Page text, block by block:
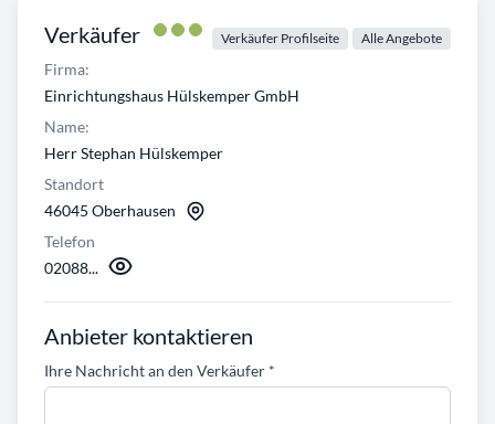
Verkäufer Verkäufer Profilseite Alle Angebote
Firma:
Einrichtungshaus Hülskemper GmbH
Name:
Herr Stephan Hülskemper
Standort
46045 Oberhausen
Telefon
02088...
Anbieter kontaktieren
Ihre Nachricht an den Verkäufer *